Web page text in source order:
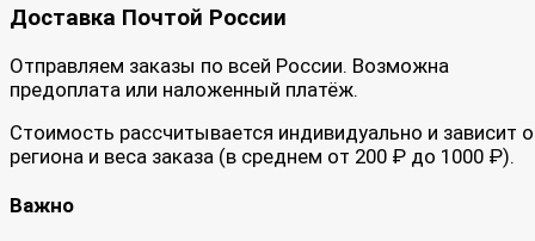
Доставка Почтой России
Отправляем заказы по всей России. Возможна
предоплата или наложенный платёж.
Стоимость рассчитывается индивидуально и зависит
региона и веса заказа (в среднем от 200 ₽ до 1000 ₽).
Важно